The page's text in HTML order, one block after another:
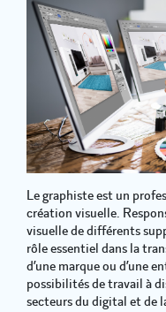
Le graphiste est un
création visuelle.
visuelle de différents
rôle essentiel dans la
d’une marque ou d’une
possibilités de travail à
secteurs du digital et de